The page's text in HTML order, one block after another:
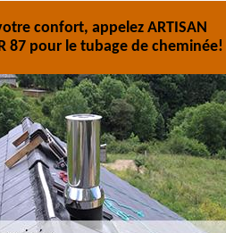
confort, appelez ARTISAN
87 pour le tubage de cheminée!